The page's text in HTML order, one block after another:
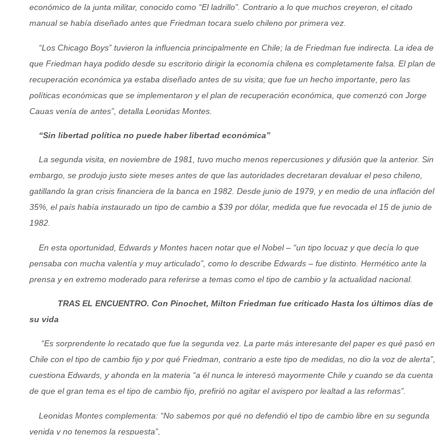
económico de la junta militar, conocido como “El ladrillo”. Contrario a lo que muchos creyeron, el citado
manual se había diseñado antes que Friedman tocara suelo chileno por primera vez.
“Los Chicago Boys” tuvieron la influencia principalmente en Chile; la de Friedman fue indirecta. La idea de
que Friedman haya podido desde su escritorio dirigir la economía chilena es completamente falsa. El plan de
recuperación económica ya estaba diseñado antes de su visita; que fue un hecho importante, pero las
políticas económicas que se implementaron y el plan de recuperación económica, que comenzó con Jorge
Cauas venía de antes”, detalla Leonidas Montes.
“Sin libertad política no puede haber libertad económica”
La segunda visita, en noviembre de 1981, tuvo mucho menos repercusiones y difusión que la anterior. Sin
embargo, se produjo justo siete meses antes de que las autoridades decretaran devaluar el peso chileno,
gatillando la gran crisis financiera de la banca en 1982. Desde junio de 1979, y en medio de una inflación del
35%, el país había instaurado un tipo de cambio a $39 por dólar, medida que fue revocada el 15 de junio de
1982.
En esta oportunidad, Edwards y Montes hacen notar que el Nobel – “un tipo locuaz y que decía lo que
pensaba con mucha valentía y muy articulado”, como lo describe Edwards – fue distinto. Hermético ante la
prensa y en extremo moderado para referirse a temas como el tipo de cambio y la actualidad nacional.
TRAS EL ENCUENTRO. Con Pinochet, Milton Friedman fue criticado Hasta los últimos días de
su vida
“Es sorprendente lo recatado que fue la segunda vez. La parte más interesante del paper es qué pasó en
Chile con el tipo de cambio fijo y por qué Friedman, contrario a este tipo de medidas, no dio la voz de alerta”,
cuestiona Edwards, y ahonda en la materia “a él nunca le interesó mayormente Chile y cuando se da cuenta
de que el gran tema es el tipo de cambio fijo, prefirió no agitar el avispero por lealtad a las reformas”.
Leonidas Montes complementa: “No sabemos por qué no defendió el tipo de cambio libre en su segunda
venida y no tenemos la respuesta”,